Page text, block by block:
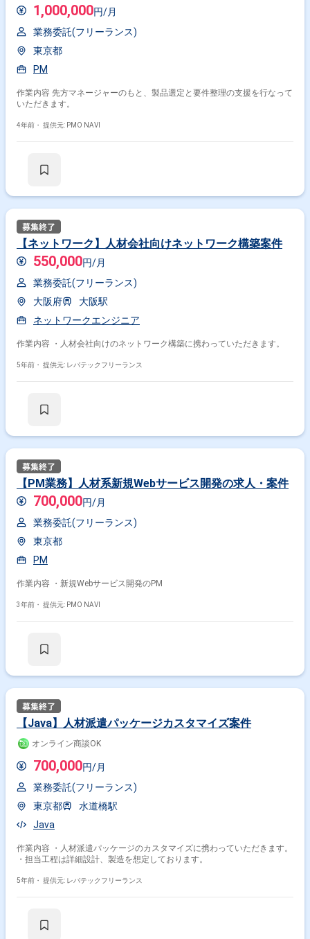
1,000,000円/月
業務委託(フリーランス)
東京都
PM
作業内容 先方マネージャーのもと、製品選定と要件整理の支援を行なって
いただきます。
4年前・ 提供元: PMO NAVI
【ネットワーク】人材会社向けネットワーク構築案件
550,000円/月
業務委託(フリーランス)
大阪府
大阪駅
ネットワークエンジニア
作業内容 ・人材会社向けのネットワーク構築に携わっていただきます。
5年前・ 提供元: レバテックフリーランス
【PM業務】人材系新規Webサービス開発の求人・案件
700,000円/月
業務委託(フリーランス)
東京都
PM
作業内容 ・新規Webサービス開発のPM
3年前・ 提供元: PMO NAVI
【Java】人材派遣パッケージカスタマイズ案件
オンライン商談OK
700,000円/月
業務委託(フリーランス)
東京都
水道橋駅
Java
作業内容 ・人材派遣パッケージのカスタマイズに携わっていただきます。
・担当工程は詳細設計、製造を想定しております。
5年前・ 提供元: レバテックフリーランス